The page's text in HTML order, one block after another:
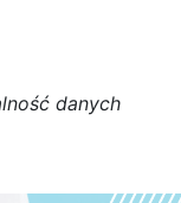
lność danych